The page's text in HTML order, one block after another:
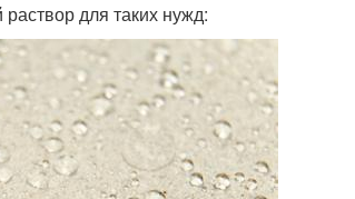
для таких нужд: